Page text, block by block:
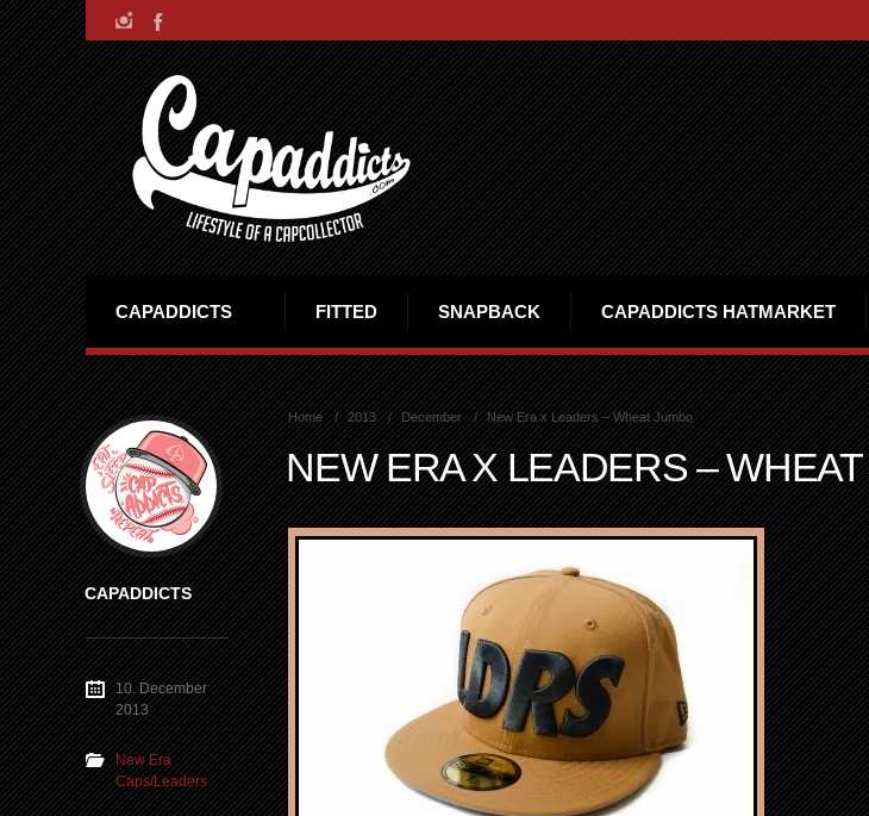
CAPADDICTS FITTED SNAPBACK CAPADDICTS HATMARKET
Home 2013 December New Era x Leaders – Wheat Jumbo
NEW ERA X LEADERS –
CAPADDICTS
10. December
2013
New Era
Caps/Leaders